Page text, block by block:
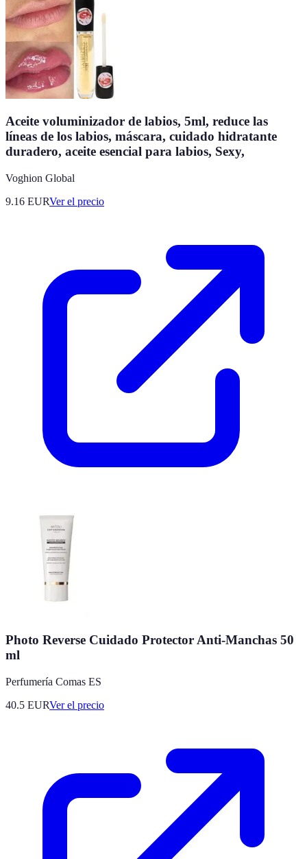
Aceite voluminizador de labios, 5ml, reduce las
líneas de los labios, máscara, cuidado hidratante
duradero, aceite esencial para labios, Sexy,
Voghion Global
9.16 EURVer el precio
Photo Reverse Cuidado Protector Anti-Manchas 50
ml
Perfumería Comas ES
40.5 EURVer el precio